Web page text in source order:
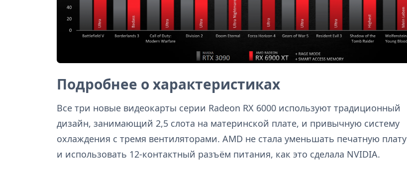
Подробнее о характеристиках
Все три новые видеокарты серии Radeon RX 6000 используют традиционный
дизайн, занимающий 2,5 слота на материнской плате, и привычную систему
охлаждения с тремя вентиляторами. AMD не стала уменьшать печатную плату
и использовать 12-контактный разъём питания, как это сделала NVIDIA.